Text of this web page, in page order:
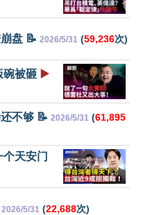
盘 📝 2026/5/31 (59,236次)
碗被砸 ▶️
不够 📝 2026/5/31 (61,895
天安门
2026/5/31 (22,688次)